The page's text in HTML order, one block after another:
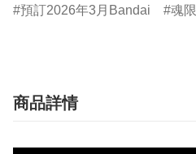
預訂2026年3月Bandai
魂限
商品詳情